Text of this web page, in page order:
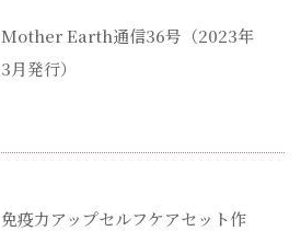
Mother Earth通信36号（2023年
3月発行）
免疫力アップセルフケアセット作